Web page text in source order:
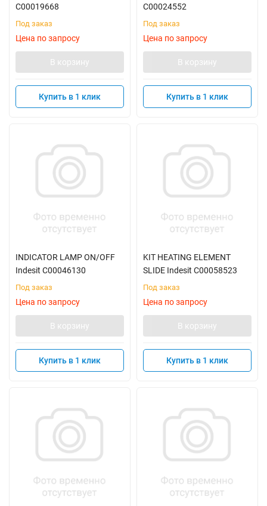
C00019668
Под заказ
Цена по запросу
В корзину
Купить в 1 клик
C00024552
Под заказ
Цена по запросу
В корзину
Купить в 1 клик
INDICATOR LAMP ON/OFF
Indesit C00046130
Под заказ
Цена по запросу
В корзину
Купить в 1 клик
KIT HEATING ELEMENT
SLIDE Indesit C00058523
Под заказ
Цена по запросу
В корзину
Купить в 1 клик